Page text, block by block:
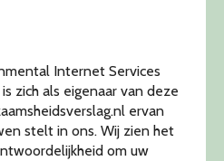
Internet Services
zich als eigenaar van deze
ervan
stelt in ons. Wij zien het
om uw